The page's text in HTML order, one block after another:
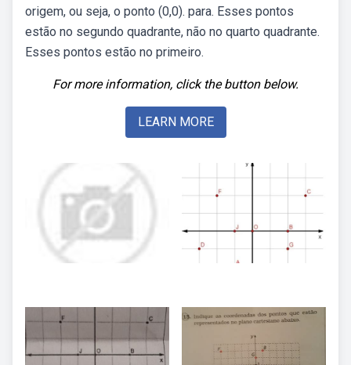
origem, ou seja, o ponto (0,0). para. Esses pontos
estão no segundo quadrante, não no quarto quadrante.
Esses pontos estão no primeiro.
For more information, click the button below.
LEARN MORE